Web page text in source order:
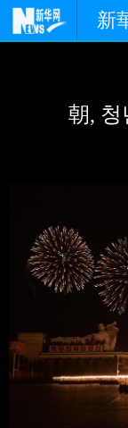
新
경제
생생 중국어
朝, 청